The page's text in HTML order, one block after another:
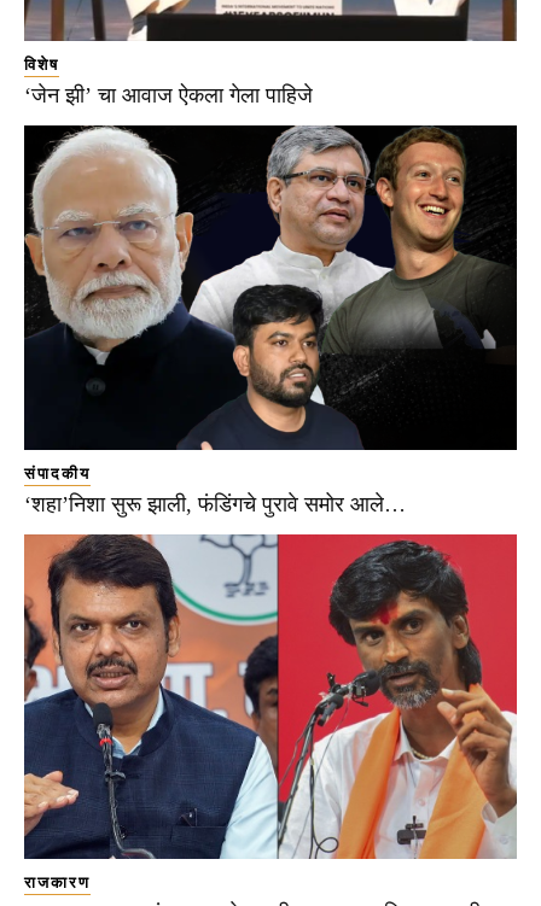
विशेष
‘जेन झी’ चा आवाज ऐकला गेला पाहिजे
संपादकीय
‘शहा’निशा सुरू झाली, फंडिंगचे पुरावे समोर आले…
राजकारण